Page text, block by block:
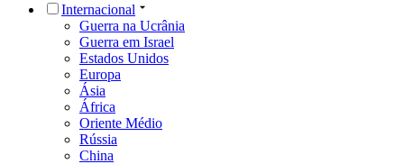
Internacional
Guerra na Ucrânia
Guerra em Israel
Estados Unidos
Europa
Ásia
África
Oriente Médio
Rússia
China